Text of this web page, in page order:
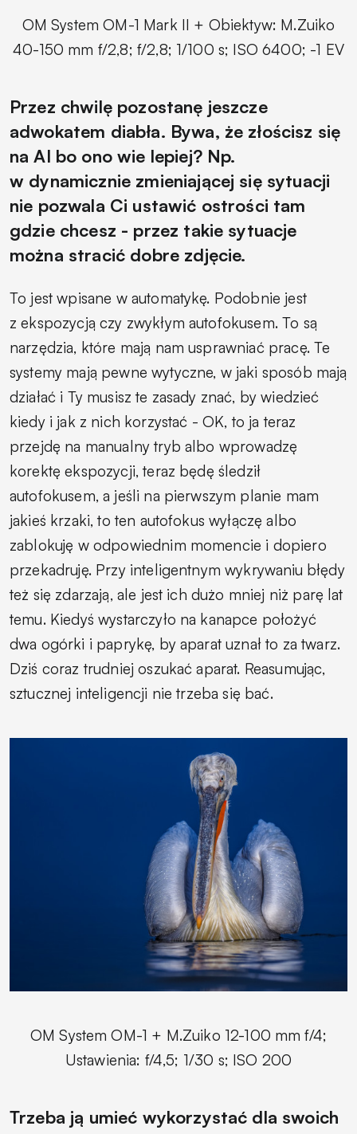
OM System OM-1 Mark II + Obiektyw: M.Zuiko
40-150 mm f/2,8; f/2,8; 1/100 s; ISO 6400; -1 EV
Przez chwilę pozostanę jeszcze
adwokatem diabła. Bywa, że złościsz się
na AI bo ono wie lepiej? Np.
w dynamicznie zmieniającej się sytuacji
nie pozwala Ci ustawić ostrości tam
gdzie chcesz - przez takie sytuacje
można stracić dobre zdjęcie.
To jest wpisane w automatykę. Podobnie jest
z ekspozycją czy zwykłym autofokusem. To są
narzędzia, które mają nam usprawniać pracę. Te
systemy mają pewne wytyczne, w jaki sposób mają
działać i Ty musisz te zasady znać, by wiedzieć
kiedy i jak z nich korzystać - OK, to ja teraz
przejdę na manualny tryb albo wprowadzę
korektę ekspozycji, teraz będę śledził
autofokusem, a jeśli na pierwszym planie mam
jakieś krzaki, to ten autofokus wyłączę albo
zablokuję w odpowiednim momencie i dopiero
przekadruję. Przy inteligentnym wykrywaniu błędy
też się zdarzają, ale jest ich dużo mniej niż parę lat
temu. Kiedyś wystarczyło na kanapce położyć
dwa ogórki i paprykę, by aparat uznał to za twarz.
Dziś coraz trudniej oszukać aparat. Reasumując,
sztucznej inteligencji nie trzeba się bać.
OM System OM-1 + M.Zuiko 12-100 mm f/4;
Ustawienia: f/4,5; 1/30 s; ISO 200
Trzeba ją umieć wykorzystać dla swoich